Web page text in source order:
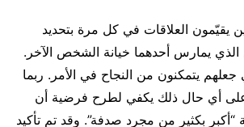
يقيّمون العلاقات في كل مرة بتحديد
الذي يمارس أحدهما خيانة الشخص الآخر.
جعلهم يتمكنون من النجاح في الأمر. ربما
أي حال ذلك يكفي لطرح فرضية أن
“أكبر بكثير من مجرد صدفة”. وقد تم تأكيد